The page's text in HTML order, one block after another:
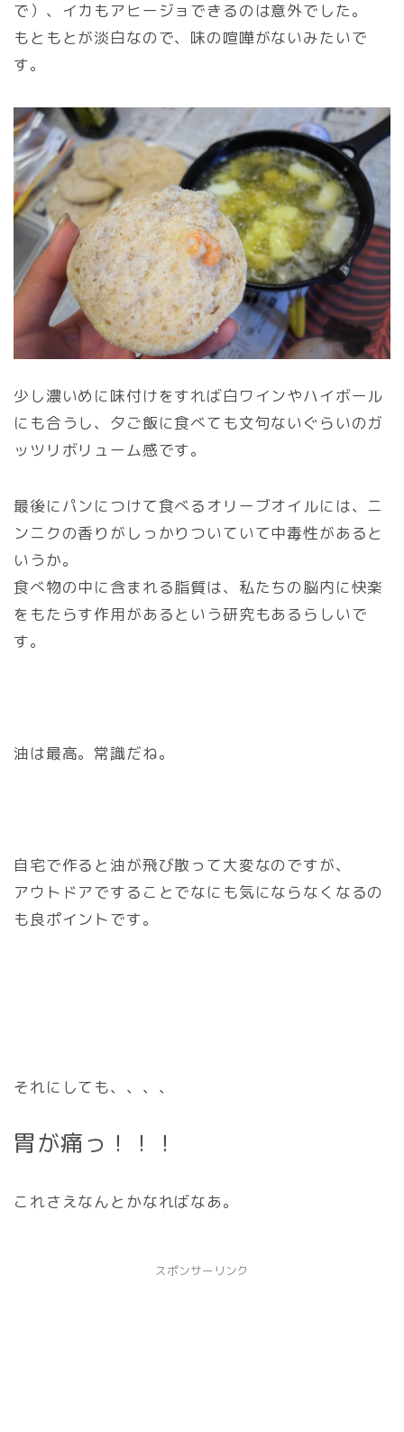
で）、イカもアヒージョできるのは意外でした。
もともとが淡白なので、味の喧嘩がないみたいで
す。
少し濃いめに味付けをすれば白ワインやハイボール
にも合うし、夕ご飯に食べても文句ないぐらいのガ
ッツリボリューム感です。
最後にパンにつけて食べるオリーブオイルには、ニ
ンニクの香りがしっかりついていて中毒性があると
いうか。
食べ物の中に含まれる脂質は、私たちの脳内に快楽
をもたらす作用があるという研究もあるらしいで
す。
油は最高。常識だね。
自宅で作ると油が飛び散って大変なのですが、
アウトドアですることでなにも気にならなくなるの
も良ポイントです。
それにしても、、、、
胃が痛っ！！！
これさえなんとかなればなあ。
スポンサーリンク